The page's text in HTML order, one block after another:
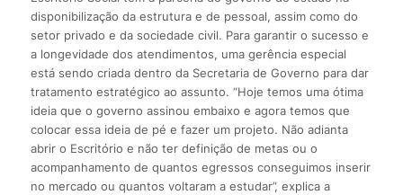
disponibilização da estrutura e de pessoal, assim como do
setor privado e da sociedade civil. Para garantir o sucesso e
a longevidade dos atendimentos, uma gerência especial
está sendo criada dentro da Secretaria de Governo para dar
tratamento estratégico ao assunto. “Hoje temos uma ótima
ideia que o governo assinou embaixo e agora temos que
colocar essa ideia de pé e fazer um projeto. Não adianta
abrir o Escritório e não ter definição de metas ou o
acompanhamento de quantos egressos conseguimos inserir
no mercado ou quantos voltaram a estudar”, explica a